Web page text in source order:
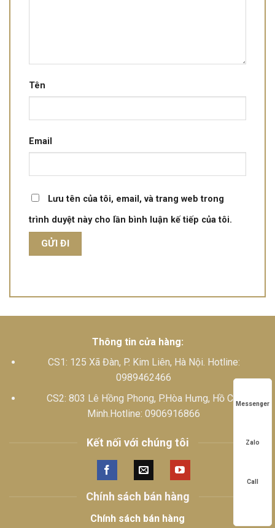
Tên
Email
Lưu tên của tôi, email, và trang web trong
trình duyệt này cho lần bình luận kế tiếp của tôi.
Thông tin cửa hàng:
CS1: 125 Xã Đàn, P. Kim Liên, Hà Nội. Hotline:
0989462466
CS2: 803 Lê Hồng Phong, P.Hòa Hưng, Hồ Chí
Minh.Hotline: 0906916866
Kết nối với chúng tôi
Chính sách bán hàng
Chính sách bán hàng
Messenger
Zalo
Call